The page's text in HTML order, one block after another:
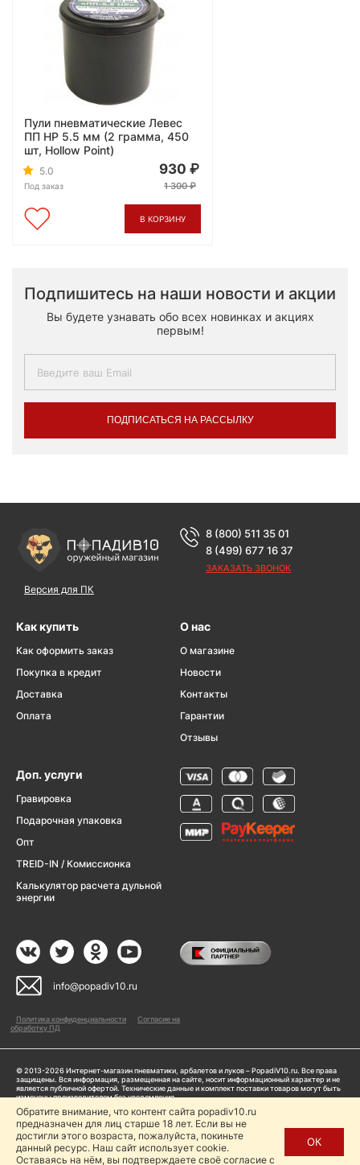
Пули пневматические Левес
ПП HP 5.5 мм (2 грамма, 450
шт, Hollow Point)
5.0
Под заказ
930
1 300
В КОРЗИНУ
Подпишитесь на наши новости и акции
Вы будете узнавать обо всех новинках и акциях
первым!
ПОДПИСАТЬСЯ НА РАССЫЛКУ
Версия для ПК
8 (800) 511 35 01
8 (499) 677 16 37
ЗАКАЗАТЬ ЗВОНОК
Как купить
Как оформить заказ
Покупка в кредит
Доставка
Оплата
О нас
О магазине
Новости
Контакты
Гарантии
Отзывы
Доп. услуги
Гравировка
Подарочная упаковка
Опт
TREID-IN / Комиссионка
Калькулятор расчета дульной
энергии
info@popadiv10.ru
Политика конфиденциальности
Согласие на
обработку ПД
© 2013-2026 Интернет-магазин пневматики, арбалетов и луков – PopadiV10.ru. Все права
защищены. Вся информация, размещенная на сайте, носит информационный характер и не
является публичной офертой. Технические данные и комплект поставки товаров могут быть
изменены производителем без уведомления
ИП Жарук Александр Сергеевич, ОГРНИП: 314504704200042
Пользуясь сайтом Popadiv10.ru, пользователь автоматически соглашается с условиями,
прописанными в
Политике конфиденциальности
Копирование любой информации (тексты, фото, видео и др.) с сайта Popadiv10 запрещено,
за исключением наличия письменного согласия администрации сайта Popadiv10.
Обратите внимание, что контент сайта popadiv10.ru
предназначен для лиц старше 18 лет. Если вы не
достигли этого возраста, пожалуйста, покиньте
данный ресурс. Наш сайт использует cookie.
Оставаясь на нём, вы подтверждаете своё согласие с
ОК